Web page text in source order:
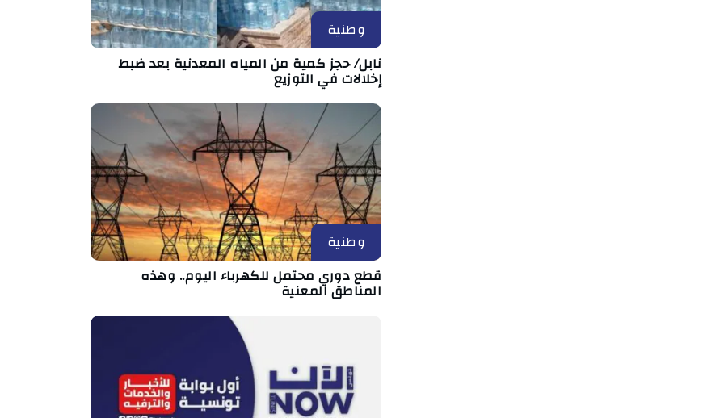
وطنية
نابل/ حجز كمية من المياه المعدنية بعد ضبط
إخلالات في التوزيع
وطنية
قطع دوري محتمل للكهرباء اليوم.. وهذه
المناطق المعنية